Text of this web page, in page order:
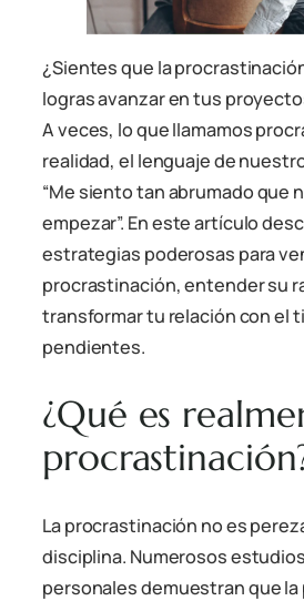
¿Sientes que la
logras avanzar en tus
A veces, lo que llamamos
realidad, el lenguaje de
“Me siento tan abrumado que
empezar”. En este artículo
estrategias poderosas para
procrastinación, entender su
transformar tu relación con el
pendientes.
¿Qué es
La procrastinación no es
disciplina. Numerosos
personales demuestran que